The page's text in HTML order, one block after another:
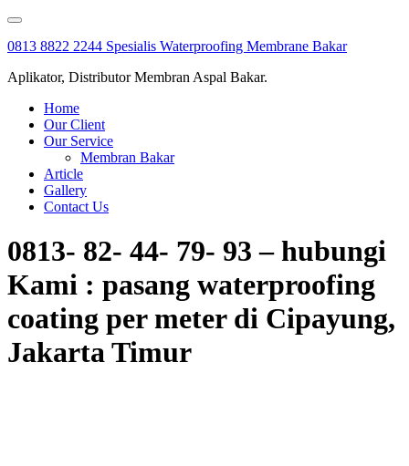
Skip
content
0813 8822 2244 Spesialis Waterproofing Membrane Bakar
Aplikator, Distributor Membran Aspal Bakar.
Home
Our Client
Our Service
Membran Bakar
Article
Gallery
Contact Us
0813- 82- 44- 79- 93 – hubungi
Kami : pasang waterproofing
coating per meter di Cipayung,
Jakarta Timur